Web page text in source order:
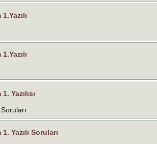
Yazılısı
Yazılı Soruları